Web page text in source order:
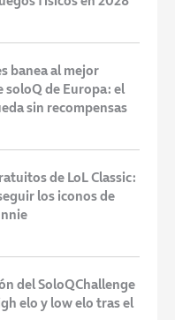
banea al mejor
soloQ de Europa: el
sin recompensas
de LoL Classic:
los iconos de
del SoloQChallenge
elo y low elo tras el